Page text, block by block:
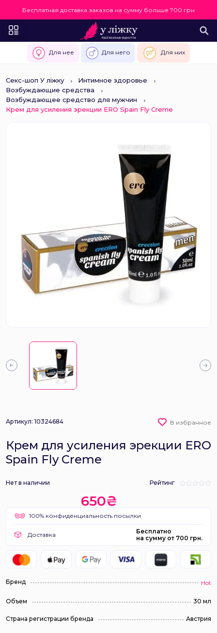
Бесплатная доставка заказов на сумму больше 700 грн
Для нее Для него Для них
Секс-шоп У ліжку
Интимное здоровье
Возбуждающие средства
Возбуждающее средство для мужчин
Крем для усиления эрекции ERO Spain Fly Creme
Артикул: 10324684 В избранное
Крем для усиления эрекции ERO
Spain Fly Creme
Нет в наличии Рейтинг
650₴
100% конфиденциальность посылки
Доставка
Бесплатно
на сумму от 700 грн.
Бренд Hot
Объем 30 мл
Страна регистрации бренда Австрия